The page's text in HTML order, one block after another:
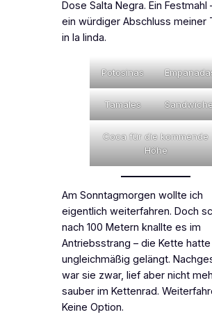
Dose Salta Negra. Ein Festmahl
ein würdiger Abschluss meiner
in la linda.
Potosinas
Tamales
Coca für die kommende
Höhe
Am Sonntagmorgen wollte ich
eigentlich weiterfahren. Doch
nach 100 Metern knallte es im
Antriebsstrang – die Kette
ungleichmäßig gelängt.
war sie zwar, lief aber nicht
sauber im Kettenrad.
Keine Option.